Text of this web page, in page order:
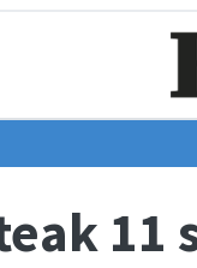
11